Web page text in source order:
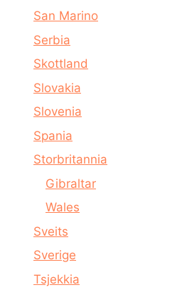
San Marino
Serbia
Skottland
Slovakia
Slovenia
Spania
Storbritannia
Gibraltar
Wales
Sveits
Sverige
Tsjekkia